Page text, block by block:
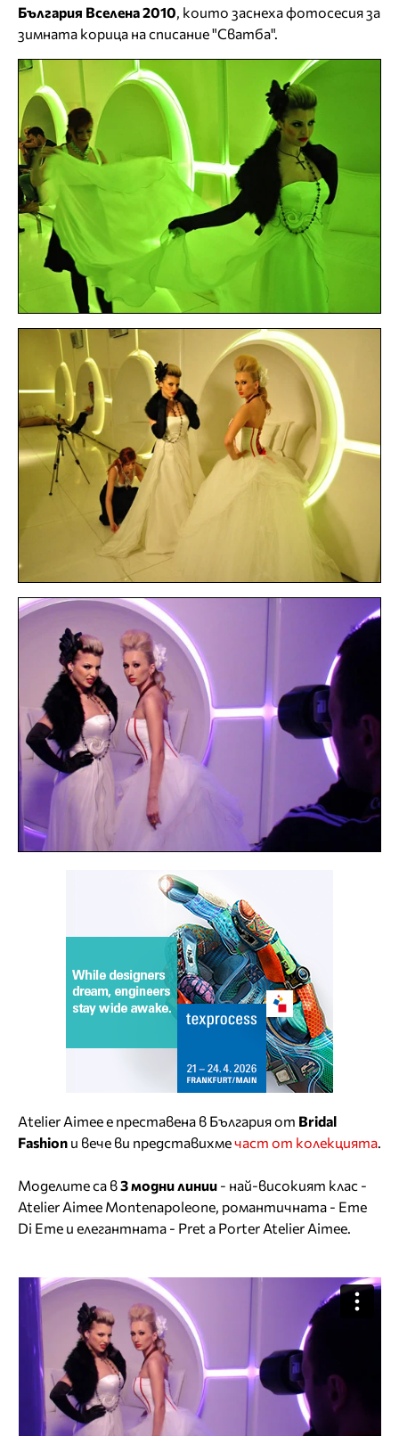
България Вселена 2010 , които заснеха фотосесия за
зимната корица на списание "Сватба".
Аtelier Aimee e преставена в България от Bridal
Fashion и вече ви представихмечаст от колекцията.
Моделите са в3 модни линии - най-високият клас -
Atelier Aimee Montenapoleone, романтичната - Eme
Di Eme и елегантната - Pret a Porter Atelier Aimee.